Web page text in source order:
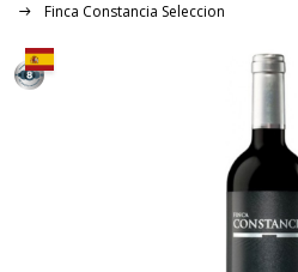
Finca Constancia Seleccion
8